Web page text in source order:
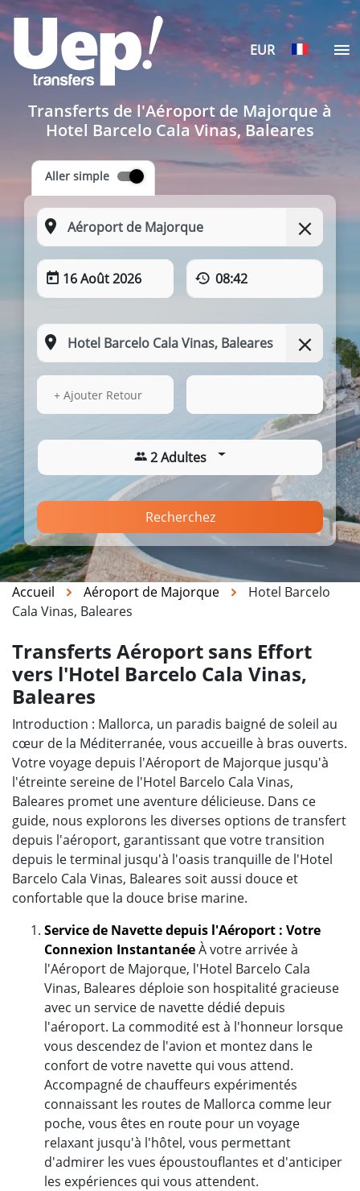
EUR
Transferts de l'Aéroport de Majorque à
Hotel Barcelo Cala Vinas, Baleares
Aller simple
16 Août 2026 08:42
16 Août 2026
+ Ajouter Retour
2 Adultes
Recherchez
Accueil Aéroport de Majorque
Hotel Barcelo
Cala Vinas, Baleares
Transferts Aéroport sans Effort
vers l'Hotel Barcelo Cala Vinas,
Baleares
Introduction : Mallorca, un paradis baigné de soleil au
cœur de la Méditerranée, vous accueille à bras ouverts.
Votre voyage depuis l'Aéroport de Majorque jusqu'à
l'étreinte sereine de l'Hotel Barcelo Cala Vinas,
Baleares promet une aventure délicieuse. Dans ce
guide, nous explorons les diverses options de transfert
depuis l'aéroport, garantissant que votre transition
depuis le terminal jusqu'à l'oasis tranquille de l'Hotel
Barcelo Cala Vinas, Baleares soit aussi douce et
confortable que la douce brise marine.
Service de Navette depuis l'Aéroport : Votre
Connexion InstantanéeÀ votre arrivée à
l'Aéroport de Majorque, l'Hotel Barcelo Cala
Vinas, Baleares déploie son hospitalité gracieuse
avec un service de navette dédié depuis
l'aéroport. La commodité est à l'honneur lorsque
vous descendez de l'avion et montez dans le
confort de votre navette qui vous attend.
Accompagné de chauffeurs expérimentés
connaissant les routes de Mallorca comme leur
poche, vous êtes en route pour un voyage
relaxant jusqu'à l'hôtel, vous permettant
d'admirer les vues époustouflantes et d'anticiper
les expériences qui vous attendent.